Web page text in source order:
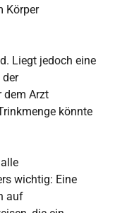
Körper
Liegt jedoch eine
der
dem Arzt
könnte
wichtig: Eine
auf